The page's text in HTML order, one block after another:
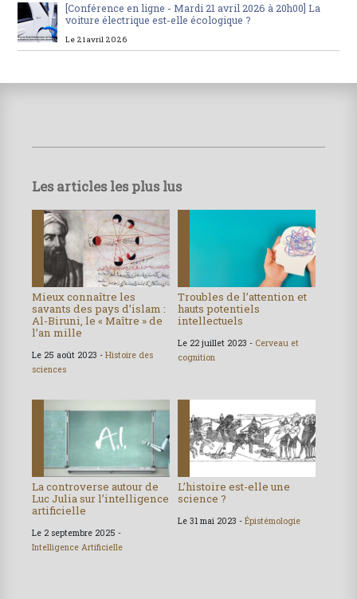
[Conférence en ligne - Mardi 21 avril 2026 à 20h00] La
voiture électrique est-elle écologique ?
Le 21 avril 2026
Les articles les plus lus
Mieux connaître les
savants des pays d’islam :
Al-Biruni, le « Maître » de
l’an mille
Le 25 août 2023 - Histoire des
sciences
Troubles de l’attention et
hauts potentiels
intellectuels
Le 22 juillet 2023 - Cerveau et
cognition
La controverse autour de
Luc Julia sur l’intelligence
artificielle
Le 2 septembre 2025 -
Intelligence Artificielle
L’histoire est-elle une
science ?
Le 31 mai 2023 - Épistémologie